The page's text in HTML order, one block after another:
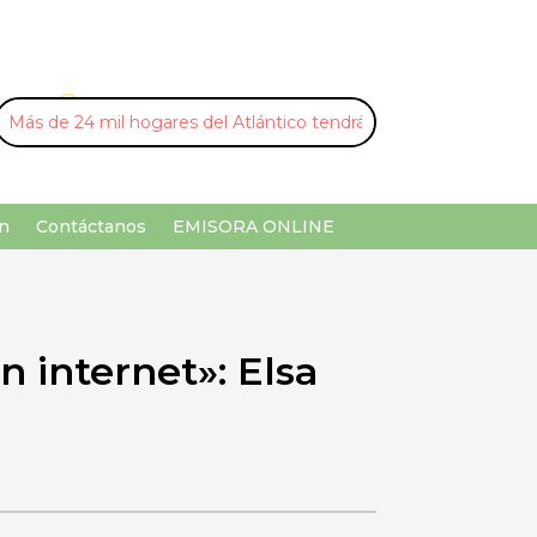
U ¡Buscar por palabra clave!
Contáctanos EMISORA ONLINE
internet»: Elsa